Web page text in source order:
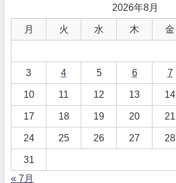
2026年8月
月 火 水 木 金
3 4 5 6 7
10 11 12 13 14
17 18 19 20 21
24 25 26 27 28
31
« 7月